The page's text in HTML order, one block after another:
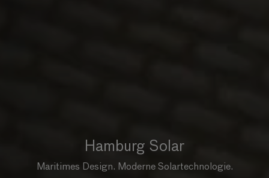
Hamburg Solar
Maritimes Design. Moderne Solartechnologie.